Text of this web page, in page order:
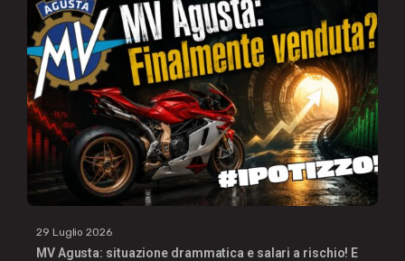
29 Luglio 2026
MV Agusta: situazione drammatica e salari a rischio! E